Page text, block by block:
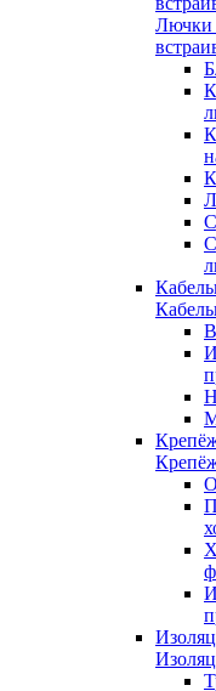
Лючки